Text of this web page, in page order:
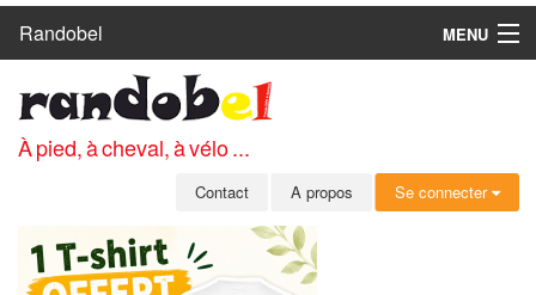
Randobel
MENU
CIRCUITS
CLUBS
MEMBRES
À pied, à cheval, à vélo ...
Contact A propos Se connecter